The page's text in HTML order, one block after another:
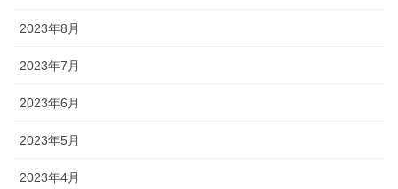
2023年8月
2023年7月
2023年6月
2023年5月
2023年4月